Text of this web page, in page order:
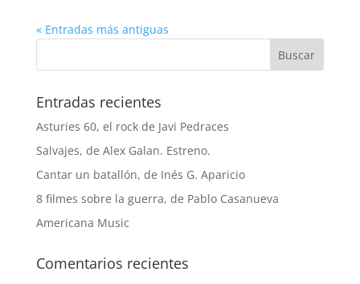
« Entradas más antiguas
Entradas recientes
Asturies 60, el rock de Javi Pedraces
Salvajes, de Alex Galan. Estreno.
Cantar un batallón, de Inés G. Aparicio
8 filmes sobre la guerra, de Pablo Casanueva
Americana Music
Comentarios recientes